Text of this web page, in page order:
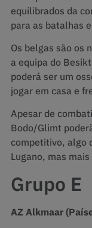
equilibrados da
para as batalhas
Os belgas são os
a equipa do
poderá ser um
jogar em casa e
Apesar de
Bodo/Glimt
competitivo, algo
Lugano, mas
Grupo E
AZ Alkmaar